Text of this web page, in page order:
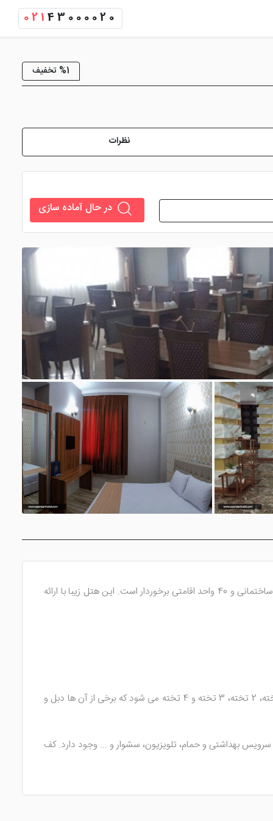
021 43000020
%1 تخفیف
نظرات
در حال آماده سازی
یکی از هتل های 3 ستاره و تازه تاسیس در شهر جلفا می باشد. این هتل 3 ستاره از ساختمانی سفید رنگ همراه با 5 طبقه ساختمانی و 40 واحد اقامتی برخوردار است. این هتل زیبا با ارائه
هتل تاج جلفا دارای 40 اتاق زیبا می باشد که با طراحی روز و امکانات رفاهی مهیای پذیرایی از گردشگران شده است. اتاق های هتل شامل 1 تخته، 2 تخته، 3 تخته و 4 تخته می شود که برخی از آن ها دبل و
سرویس بهداشتی و حمام، تلویزیون، سشوار و ... وجود دارد. کف